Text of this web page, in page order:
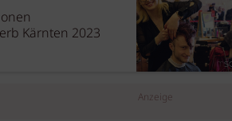
Kärnten 2023
Anzeige